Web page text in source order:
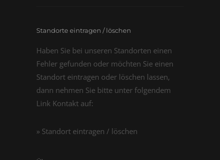
Standorte eintragen / löschen
Haben Sie bei unseren Standorten einen
Fehler gefunden oder möchten Sie einen
Standort eintragen oder löschen lassen,
dann nehmen Sie bitte unter folgendem
Link Kontakt auf:
» Standort eintragen / löschen